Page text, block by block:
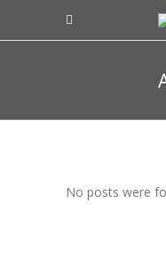
No posts were